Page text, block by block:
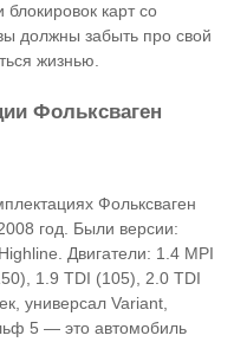
карт со
должны забыть про свой
жизнью.
Фольксваген
Фольксваген
год. Были версии:
Двигатели: 1.4 MPI
1.9 TDI (105), 2.0 TDI
универсал Variant,
5 — это автомобиль